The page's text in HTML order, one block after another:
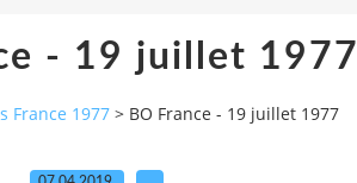
- 19 juillet 1977
France 1977 > BO France - 19 juillet 1977